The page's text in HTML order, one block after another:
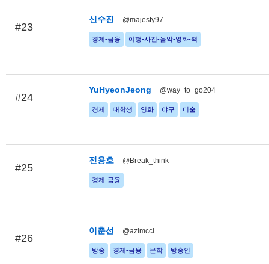
#23
신수진 @majesty97
경제-금융 여행-사진-음악-영화-책
#24
YuHyeonJeong @way_to_go204
경제 대학생 영화 야구 미술
#25
전용호 @Break_think
경제-금융
#26
이춘선 @azimcci
방송 경제-금융 문학 방송인